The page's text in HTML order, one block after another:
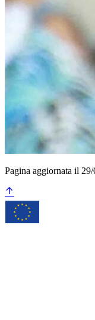
Pagina aggiornata il